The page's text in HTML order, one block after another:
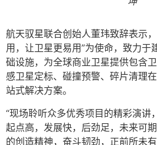
航天驭星联合创始人董玮致辞表示
用，让卫星更易用”为使命，致力于
础设施，为全球商业卫星提供包含
感卫星定标、碰撞预警、碎片清理
站式解决方案。
“现场聆听众多优秀项目的精彩演讲
起点高，发展快，后劲足，未来可
的创造精神，奋斗韧劲，正前所未